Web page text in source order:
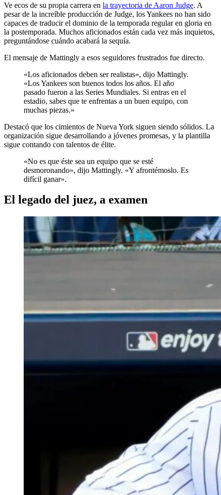
Ve ecos de su propia carrera en la trayectoria de Aaron Judge. A
pesar de la increíble producción de Judge, los Yankees no han sido
capaces de traducir el dominio de la temporada regular en gloria en
la postemporada. Muchos aficionados están cada vez más inquietos,
preguntándose cuándo acabará la sequía.
El mensaje de Mattingly a esos seguidores frustrados fue directo.
«Los aficionados deben ser realistas», dijo Mattingly.
«Los Yankees son buenos todos los años. El año
pasado fueron a las Series Mundiales. Si entras en el
estadio, sabes que te enfrentas a un buen equipo, con
muchas piezas.»
Destacó que los cimientos de Nueva York siguen siendo sólidos. La
organización sigue desarrollando a jóvenes promesas, y la plantilla
sigue contando con talentos de élite.
«No es que éste sea un equipo que se esté
desmoronando», dijo Mattingly. «Y afrontémoslo. Es
difícil ganar».
El legado del juez, a examen